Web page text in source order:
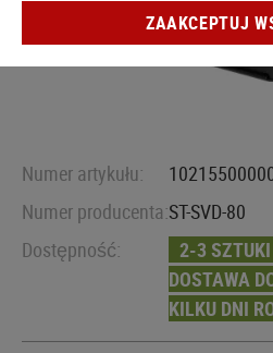
Numer artykułu:
Numer producenta:ST-SVD-80
Dostępność:
2-3
DOSTAWA
KILKU DNI
ZAAKCEPTUJ